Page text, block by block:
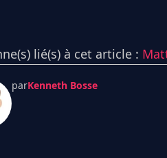
lié(s) à cet article :
parKenneth Bosse